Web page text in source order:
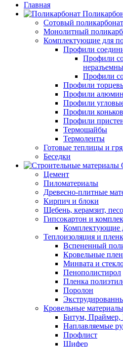
Главная
Сотовый поликарбонат
Монолитный
Комплектующие для
Профили
Профили
Профили
Профили
Профили
Профили
Профили
Профили
Термошайбы
Термоленты
Готовые теплицы и
Беседки
Цемент
Пиломатериалы
Древесно-плитные
Кирпич и блоки
Щебень, керамзит,
Гипсокартон и
Комплектующие
Теплоизоляция и
Вспененный
Кровельные
Минвата и
Пенополистирол
Пленка
Поролон
Кровельные материалы
Битум, Праймер,
Наплавляемые
Профлист
Шифер